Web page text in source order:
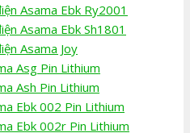
Asama Ebk Ry2001
Asama Ebk Sh1801
Asama Joy
Asg Pin Lithium
Ash Pin Lithium
Ebk 002 Pin Lithium
Ebk 002r Pin Lithium